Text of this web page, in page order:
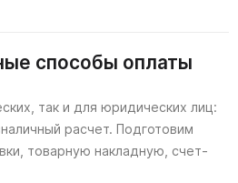
способы оплаты
так и для юридических лиц:
расчет. Подготовим
товарную накладную, счет-